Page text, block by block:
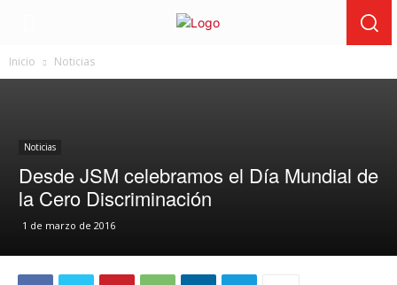
Inicio Noticias
Noticias
Desde JSM celebramos el Día Mundial de
la Cero Discriminación
1 de marzo de 2016